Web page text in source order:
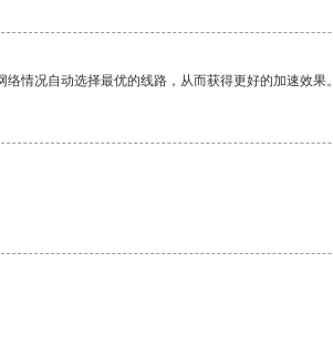
情况自动选择最优的线路，从而获得更好的加速效果。